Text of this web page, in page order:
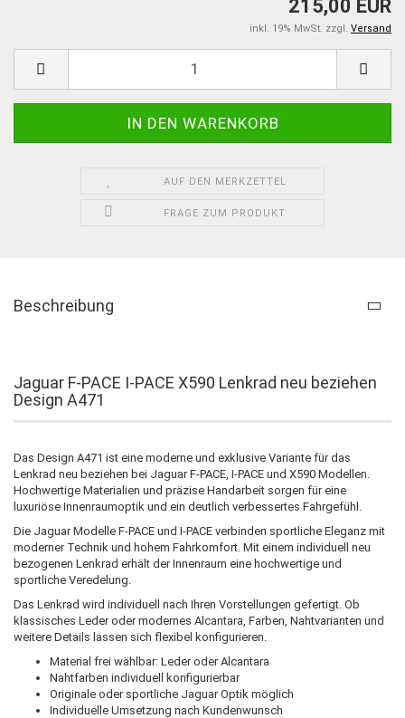
215,00 EUR
inkl. 19% MwSt. zzgl. Versand
AUF DEN MERKZETTEL
FRAGE ZUM PRODUKT
Beschreibung
Jaguar F-PACE I-PACE X590 Lenkrad neu beziehen
Design A471
Das Design A471 ist eine moderne und exklusive Variante für das
Lenkrad neu beziehen bei Jaguar F-PACE, I-PACE und X590 Modellen.
Hochwertige Materialien und präzise Handarbeit sorgen für eine
luxuriöse Innenraumoptik und ein deutlich verbessertes Fahrgefühl.
Die Jaguar Modelle F-PACE und I-PACE verbinden sportliche Eleganz mit
moderner Technik und hohem Fahrkomfort. Mit einem individuell neu
bezogenen Lenkrad erhält der Innenraum eine hochwertige und
sportliche Veredelung.
Das Lenkrad wird individuell nach Ihren Vorstellungen gefertigt. Ob
klassisches Leder oder modernes Alcantara, Farben, Nahtvarianten und
weitere Details lassen sich flexibel konfigurieren.
Material frei wählbar: Leder oder Alcantara
Nahtfarben individuell konfigurierbar
Originale oder sportliche Jaguar Optik möglich
Individuelle Umsetzung nach Kundenwunsch